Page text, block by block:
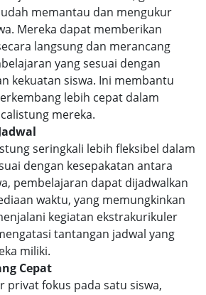
memantau dan mengukur
Mereka dapat memberikan
langsung dan merancang
yang sesuai dengan
kekuatan siswa. Ini membantu
lebih cepat dalam
mereka.
seringkali lebih fleksibel dalam
dengan kesepakatan antara
pembelajaran dapat dijadwalkan
waktu, yang memungkinkan
kegiatan ekstrakurikuler
tantangan jadwal yang
miliki.
Cepat
privat fokus pada satu siswa,